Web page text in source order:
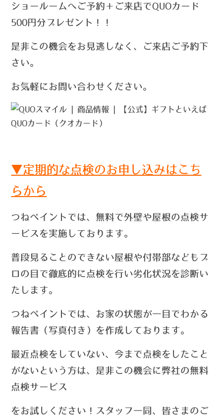
ショールームへご予約＋ご来店でQUOカード
500円分プレゼント！！
是非この機会をお見逃しなく、ご来店ご予約下
さい。
お気軽にお問い合わせください。
▼定期的な点検のお申し込みはこち
らから
つねペイントでは、無料で外壁や屋根の点検サ
ービスを実施しております。
普段見ることのできない屋根や付帯部などもプ
ロの目で徹底的に点検を行い劣化状況を診断い
たします。
つねペイントでは、お家の状態が一目でわかる
報告書（写真付き）を作成しております。
最近点検をしていない、今まで点検をしたこと
がないという方は、 是非この機会に弊社の無料
点検サービス
を お試しください！ スタッフ一同、皆さまのご